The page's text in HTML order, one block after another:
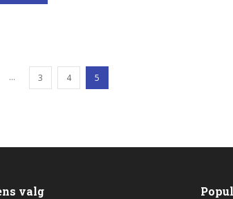
... 3 4 5
valg